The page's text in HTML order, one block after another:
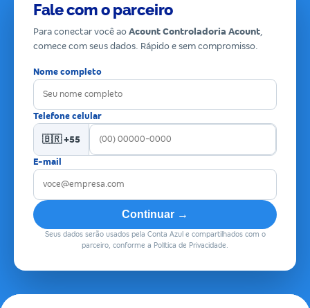
Fale com o parceiro
Para conectar você ao Acount Controladoria Acount,
comece com seus dados. Rápido e sem compromisso.
Nome completo
Telefone celular
🇧🇷 +55
E-mail
Continuar →
Seus dados serão usados pela Conta Azul e compartilhados com o
parceiro, conforme a Política de Privacidade.